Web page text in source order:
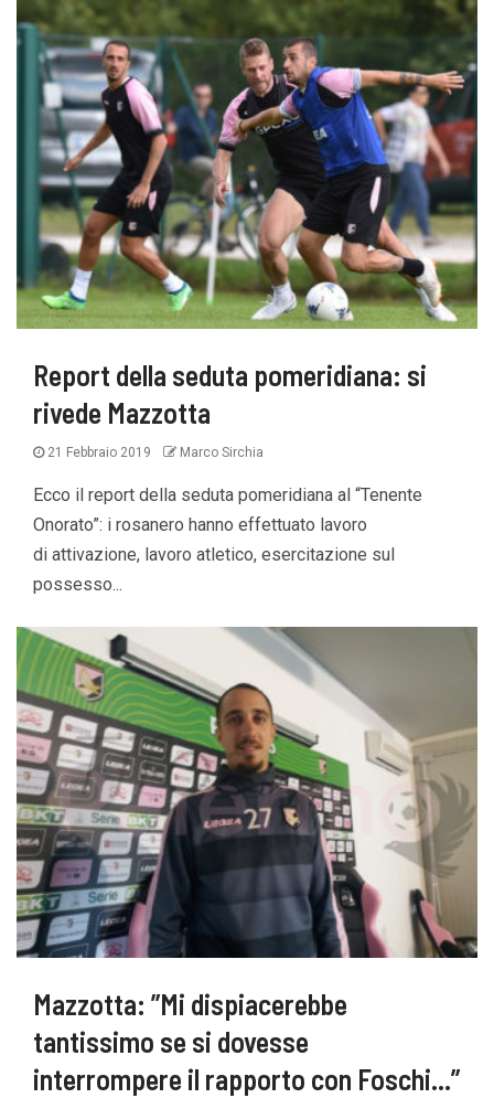
Report della seduta pomeridiana: si
rivede Mazzotta
21 Febbraio 2019 Marco Sirchia
Ecco il report della seduta pomeridiana al “Tenente
Onorato”: i rosanero hanno effettuato lavoro
di attivazione, lavoro atletico, esercitazione sul
possesso...
Mazzotta: ”Mi dispiacerebbe
tantissimo se si dovesse
interrompere il rapporto con Foschi…”